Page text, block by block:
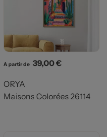
A partir de Prix
39,00 €
ORYA
Maisons Colorées 26114